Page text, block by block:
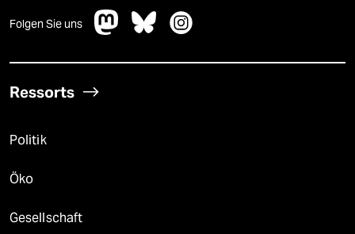
Folgen Sie uns
Ressorts
Politik
Öko
Gesellschaft